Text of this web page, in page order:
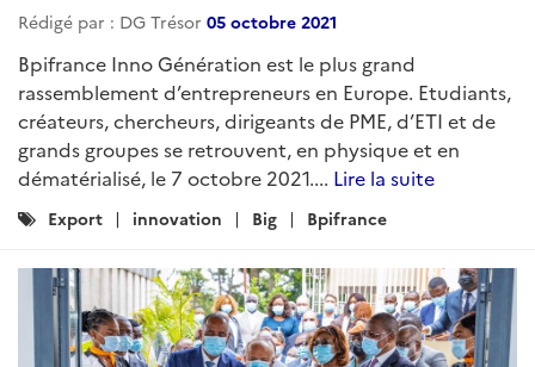
Rédigé par : DG Trésor 05 octobre 2021
Bpifrance Inno Génération est le plus grand
rassemblement d’entrepreneurs en Europe. Etudiants,
créateurs, chercheurs, dirigeants de PME, d’ETI et de
grands groupes se retrouvent, en physique et en
dématérialisé, le 7 octobre 2021.... Lire la suite
Catégories
Export innovation Big Bpifrance